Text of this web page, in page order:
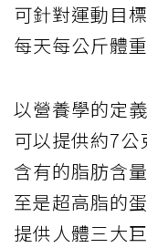
可針對運動目
每天每公斤體
以營養學的定
可以提供約7公
含有的脂肪含
至是超高脂的
提供人體三大